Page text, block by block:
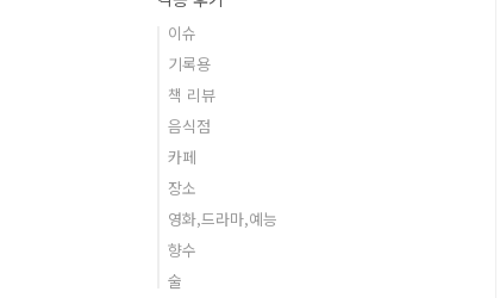
이슈
기록용
책 리뷰
음식점
카페
장소
영화,드라마,예능
향수
술